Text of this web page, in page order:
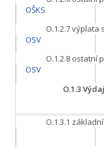
OŠKS
O.1.2.7výplata
OSV
O.1.2.8 ostatní
OSV
O.1.3
O.1.3.1